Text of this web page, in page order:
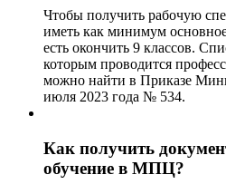
Чтобы получить рабочую
иметь как минимум
есть окончить 9 классов.
которым проводится
можно найти в Приказе
июля 2023 года № 534.
Как получить
обучение в МПЦ?